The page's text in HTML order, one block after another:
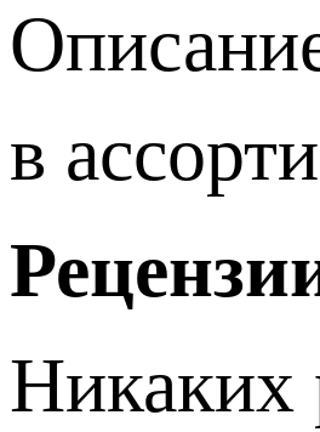
в
Никаких